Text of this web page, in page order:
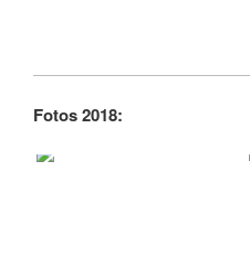
Fotos 2018: